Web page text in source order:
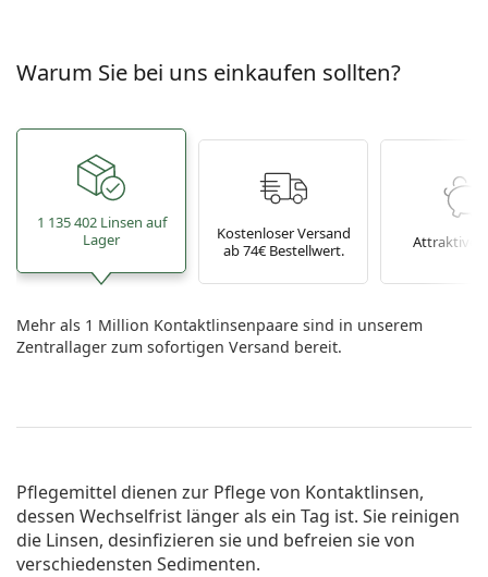
Warum Sie bei uns einkaufen sollten?
1 135 402 Linsen auf
Lager
Kostenloser Versand
ab 74€ Bestellwert.
Attraktive
Mehr als 1 Million Kontaktlinsenpaare sind in unserem
Zentrallager zum sofortigen Versand bereit.
Pflegemittel dienen zur Pflege von Kontaktlinsen,
dessen Wechselfrist länger als ein Tag ist. Sie reinigen
die Linsen, desinfizieren sie und befreien sie von
verschiedensten Sedimenten.